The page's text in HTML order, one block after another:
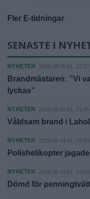
Fler E-tidningar
SENASTE I
NYHETER 2026-08-05 KL. 12:27
Brandmästaren: ”Vi
lyckas”
NYHETER 2026-08-05 KL. 01:06
Våldsam brand i
NYHETER 2026-08-04 KL. 16:53
Polishelikopter
NYHETER 2026-08-03 KL. 14:03
Dömd för